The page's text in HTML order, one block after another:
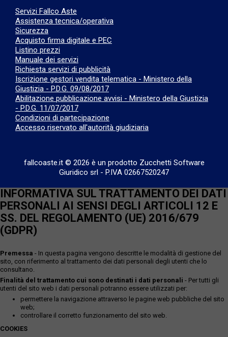
Servizi Fallco Aste
Assistenza tecnica/operativa
Sicurezza
Acquisto firma digitale e PEC
Listino prezzi
Manuale dei servizi
Richiesta servizi di pubblicità
Iscrizione gestori vendita telematica - Ministero della
Giustizia - P.D.G. 09/08/2017
Abilitazione pubblicazione avvisi - Ministero della Giustizia
- P.D.G. 11/07/2017
Condizioni di partecipazione
Accesso riservato all'autorità giudiziaria
fallcoaste.it © 2026 è un prodotto Zucchetti Software
Giuridico srl - P.IVA 02667520247
INFORMATIVA SUL TRATTAMENTO DEI DATI
PERSONALI AI SENSI DEGLI ARTICOLI 12 E
SS. DEL REGOLAMENTO (UE) 2016/679
(GDPR)
Premessa - In questa pagina vengono descritte le modalità di gestione del
sito, con riferimento al trattamento dei dati personali degli utenti che lo
consultano.
Finalità del trattamento cui sono destinati i dati personali - Per tutti gli
utenti del sito web i dati personali potranno essere utilizzati per:
permettere la navigazione attraverso le pagine web pubbliche del sito
web;
controllare il corretto funzionamento del sito web.
COOKIES